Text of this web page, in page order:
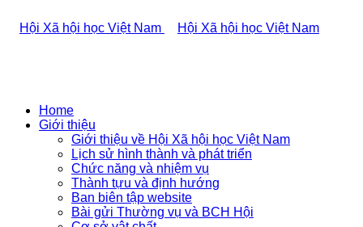
Home
Giới thiệu
Giới thiệu về Hội Xã hội học Việt Nam
Lịch sử hình thành và phát triển
Chức năng và nhiệm vụ
Thành tựu và định hướng
Ban biên tập website
Bài gửi Thường vụ và BCH Hội